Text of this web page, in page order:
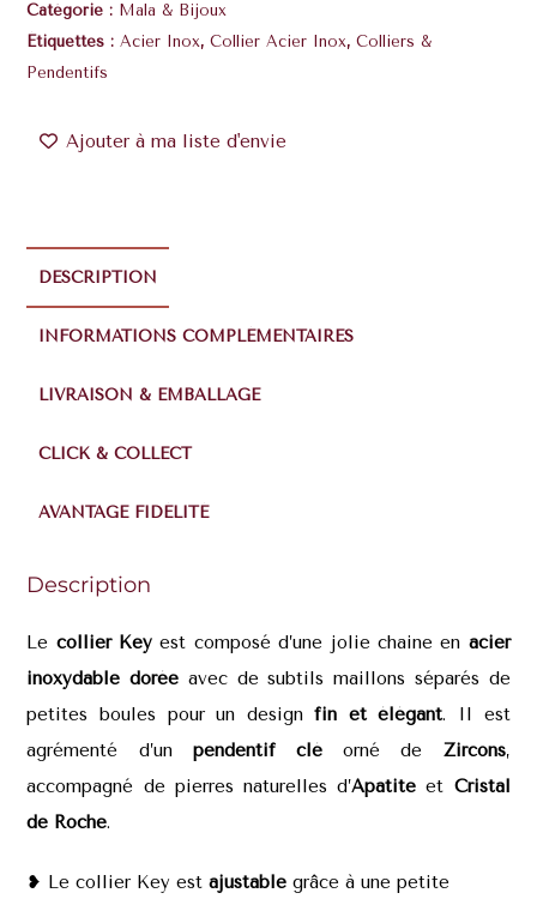
Catégorie : Mala & Bijoux
Étiquettes :Acier Inox,Collier Acier Inox,Colliers &
Pendentifs
Ajouter à ma liste d'envie
DESCRIPTION
INFORMATIONS COMPLÉMENTAIRES
LIVRAISON & EMBALLAGE
CLICK & COLLECT
AVANTAGE FIDÉLITÉ
Description
Le collier Keyest composé d’une jolie chaine en acier
inoxydable dorée avec de subtils maillons séparés de
petites boules pour un designfin et élégant. Il est
agrémenté d’un pendentif clé orné de Zircons,
accompagné de pierres naturelles d’Apatite et Cristal
de Roche.
❥ Le collier Key est ajustable grâce à une petite